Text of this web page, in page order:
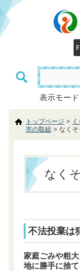
表示モード
トップページ >
市の取組 > なくそ
なく
不法投棄は
家庭ごみや粗
地に勝手に捨て